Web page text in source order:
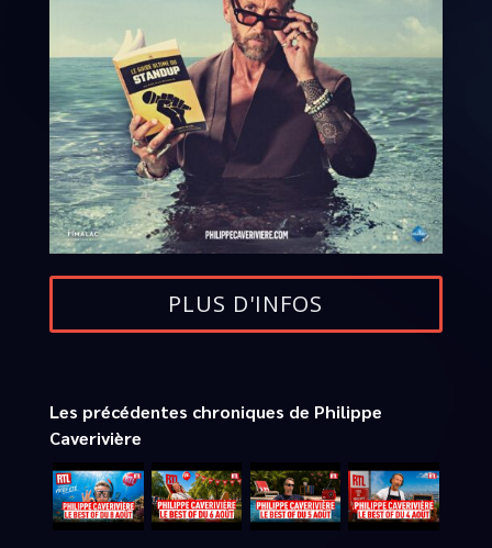
PLUS D'INFOS
Les précédentes chroniques de Philippe
Caverivière